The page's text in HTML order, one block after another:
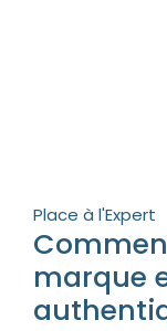
Place à l'Expert
marque